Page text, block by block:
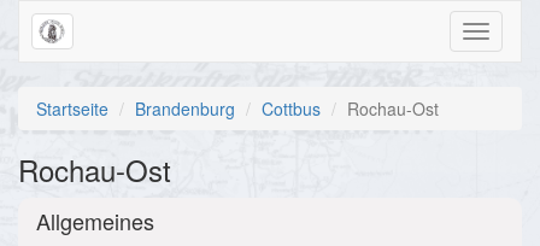
Toggle
Startseite Brandenburg Cottbus Rochau-Ost
Rochau-Ost
Allgemeines